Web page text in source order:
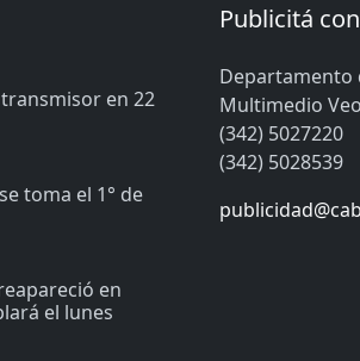
en 22
toma el 1° de
en
el lunes
Publicitá
Departamento
Multimedio Veo
(342) 5027220
(342) 5028539